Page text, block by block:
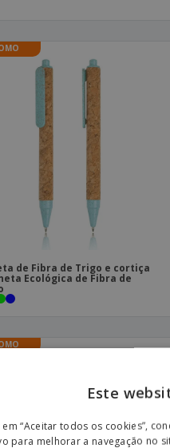
de Fibra de Trigo e cortiça
Ecológica de Fibra de
Este
“Aceitar todos os cookies”,
para melhorar a navegação no